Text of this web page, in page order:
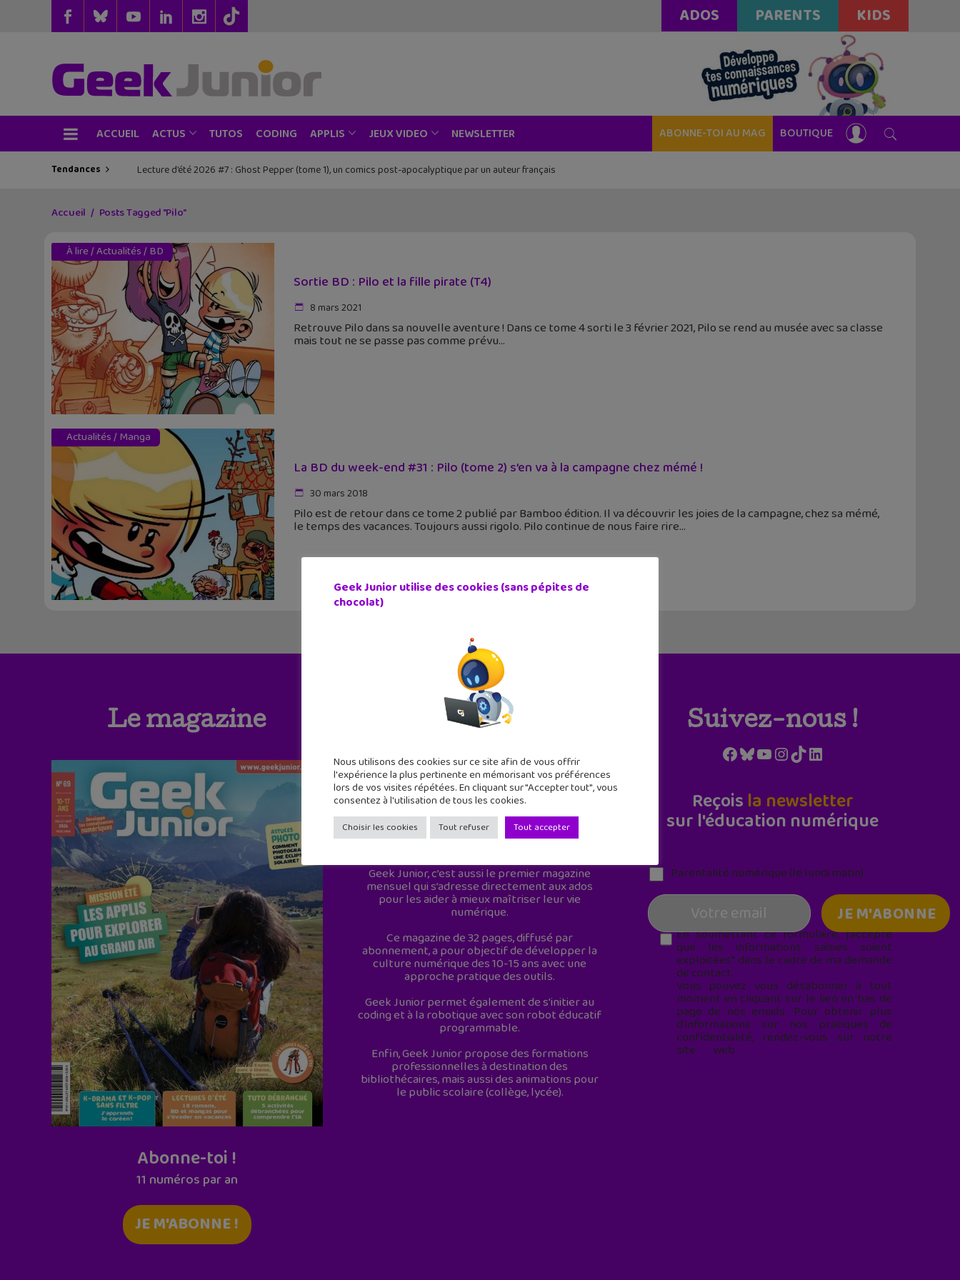
ADOS PARENTS KIDS
ACCUEIL ACTUS TUTOS CODING APPLIS JEUX VIDEO NEWSLETTER ABONNE-TOI AU MAG BOUTIQUE
Tendances Lecture d’été 2026 #7 : Ghost Pepper (tome 1), un comics post-apocalyptique par un auteur français
Accueil Posts Tagged "Pilo"
À lire/Actualités/ BD
Sortie BD : Pilo et la fille pirate (T4)
8 mars 2021
Retrouve Pilo dans sa nouvelle aventure ! Dans ce tome 4 sorti le 3 février 2021, Pilo se rend au musée avec sa classe
mais tout ne se passe pas comme prévu
Actualités/ Manga
La BD du week-end #31 : Pilo (tome 2) s’en va à la campagne chez mémé !
30 mars 2018
Pilo est de retour dans ce tome 2 publié par Bamboo édition. Il va découvrir les joies de la campagne, chez sa mémé,
le temps des vacances. Toujours aussi rigolo. Pilo continue de nous faire rire
Le magazine
Abonne-toi !
11 numéros par an
JE M'ABONNE !
Geek Junior est le premier site de culture
Geek Junior, c’est aussi le premier magazine
mensuel qui s’adresse directement aux ados
pour les aider à mieux maîtriser leur vie
numérique.
Ce magazine de 32 pages, diffusé par
abonnement, a pour objectif de développer la
culture numérique des 10-15 ans avec une
approche pratique des outils.
Geek Junior permet également de s'initier au
coding et à la robotique avec son robot éducatif
programmable.
Enfin, Geek Junior propose des formations
professionnelles à destination des
bibliothécaires, mais aussi des animations pour
le public scolaire (collège, lycée).
Suivez-nous !
Facebook
Bluesky
YouTube
Instagram
TikTokLinkedIn
Reçois la newsletter
sur l'éducation numérique
Parentalité numérique (le lundi matin)
En soumettant ce formulaire, j’accepte
que les informations saisies soient
exploitées* dans le cadre de ma demande
de contact.
Vous pouvez vous désabonner à tout
moment en cliquant sur le lien en bas de
page de nos emails. Pour obtenir plus
d'informations sur nos pratiques de
confidentialité, rendez-vous sur notre
site web
Geek Junior utilise des cookies (sans pépites de
chocolat)
Nous utilisons des cookies sur ce site afin de vous offrir
l'expérience la plus pertinente en mémorisant vos préférences
lors de vos visites répétées. En cliquant sur "Accepter tout", vous
consentez à l'utilisation de tous les cookies.
Choisir les cookies Tout refuser Tout accepter